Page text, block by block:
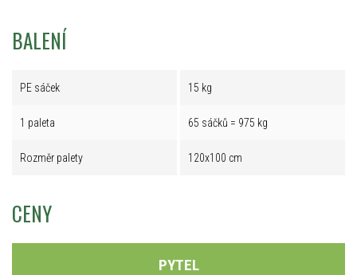
BALENÍ
PE sáček 15 kg
1 paleta 65 sáčků = 975 kg
Rozměr palety 120x100 cm
CENY
PYTEL